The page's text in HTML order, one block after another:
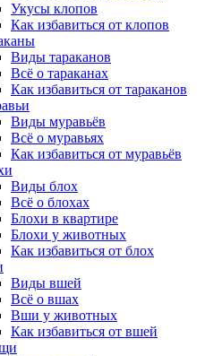
Укусы клопов
Как избавиться от клопов
Виды тараканов
Всё о тараканах
Как избавиться от тараканов
Виды муравьёв
Всё о муравьях
Как избавиться от муравьёв
Виды блох
Всё о блохах
Блохи в квартире
Блохи у животных
Как избавиться от блох
Виды вшей
Всё о вшах
Вши у животных
Как избавиться от вшей